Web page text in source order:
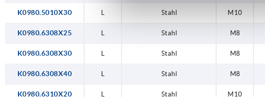
K0980.5010X30 L Stahl M10
K0980.6308X25 L Stahl M8
K0980.6308X30 L Stahl M8
K0980.6308X40 L Stahl M8
K0980.6310X20 L Stahl M10